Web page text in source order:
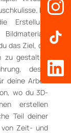
Du
das Ziel, die
gestalten
desto
deine Arbeit
wo du 3D-
erstellen
Teil deiner
Zeit- und